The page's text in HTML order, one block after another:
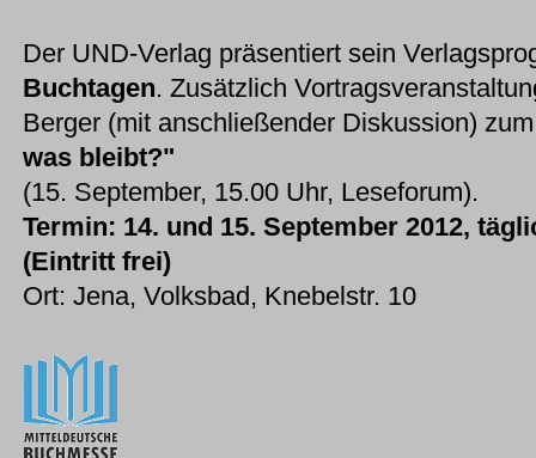
Der UND-Verlag präsentiert sein
Buchtagen. Zusätzlich
Berger (mit anschließender Diskussion)
was bleibt?"
(15. September, 15.00 Uhr, Leseforum).
Termin: 14. und 15. September 2012,
(Eintritt frei)
Ort: Jena, Volksbad, Knebelstr. 10